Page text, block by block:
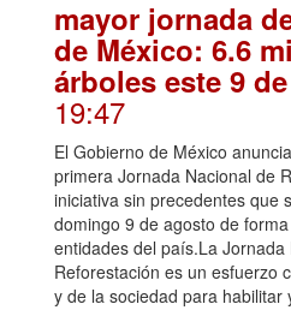
mayor jornada
de México: 6.6
árboles este 9
19:47
El Gobierno de México
primera Jornada Nacional de
iniciativa sin precedentes que
domingo 9 de agosto de
entidades del país.La Jornada
Reforestación es un esfuerzo
y de la sociedad para habilitar